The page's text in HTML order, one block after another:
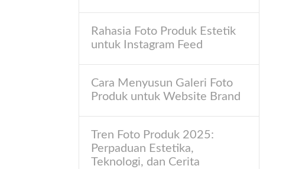
Rahasia Foto Produk Estetik
untuk Instagram Feed
Cara Menyusun Galeri Foto
Produk untuk Website Brand
Tren Foto Produk 2025:
Perpaduan Estetika,
Teknologi, dan Cerita